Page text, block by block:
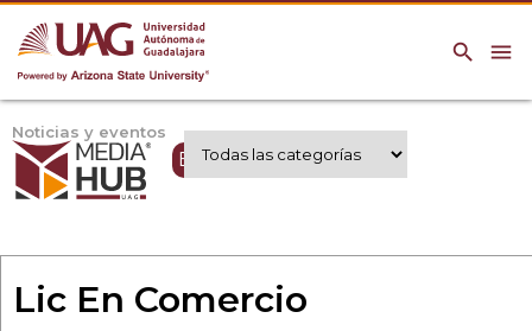
menu
search
Noticias y eventos
Expertos UAG
Lic En Comercio